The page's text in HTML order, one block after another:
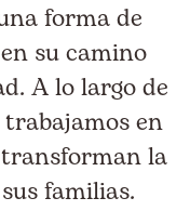
forma de
su camino
A lo largo de
en
la
familias.